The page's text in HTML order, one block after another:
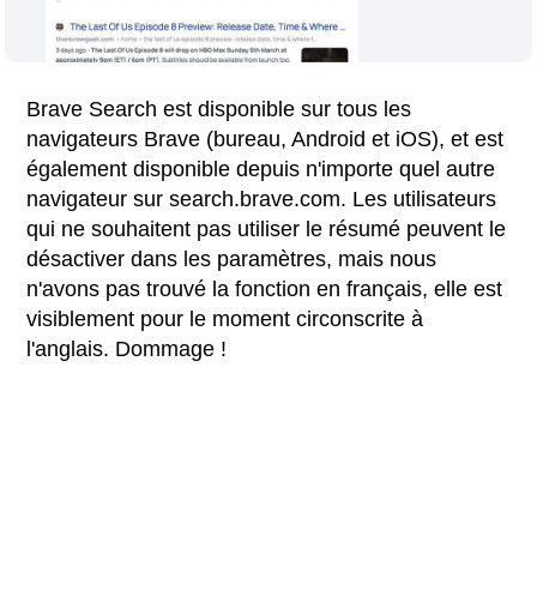
Brave Search est disponible sur tous les
navigateurs Brave (bureau, Android et iOS), et est
également disponible depuis n'importe quel autre
navigateur sur search.brave.com. Les utilisateurs
qui ne souhaitent pas utiliser le résumé peuvent le
désactiver dans les paramètres, mais nous
n'avons pas trouvé la fonction en français, elle est
visiblement pour le moment circonscrite à
l'anglais. Dommage !